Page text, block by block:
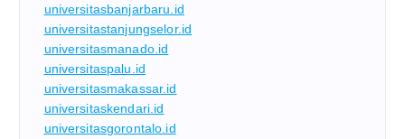
universitasbanjarbaru.id
universitastanjungselor.id
universitasmanado.id
universitaspalu.id
universitasmakassar.id
universitaskendari.id
universitasgorontalo.id